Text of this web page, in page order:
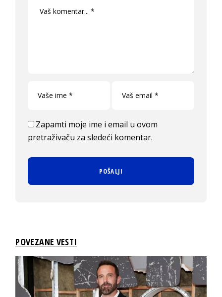
Zapamti moje ime i email u ovom
pretraživaču za sledeći komentar.
POVEZANE VESTI